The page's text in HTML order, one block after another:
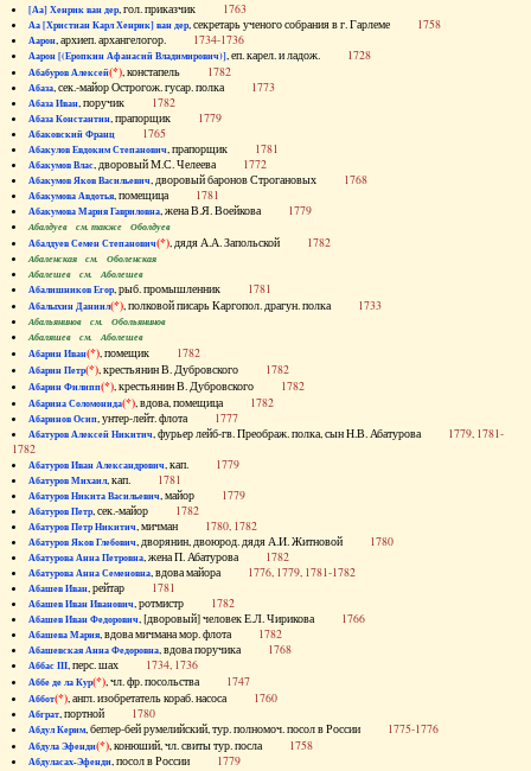
[Аа] Хенрик ван дер, гол. приказчик 1763
Аа [Христиан Карл Хенрик] ван дер, секретарь ученого собрания в г. Гарлеме 1758
Аарон, архиеп. архангелогор. 1734-1736
Аарон [(Еропкин Афанасий Владимирович)], еп. карел. и ладож. 1728
Абабуров Алексей(*), констапель 1782
Абаза, сек.-майор Острогож. гусар. полка 1773
Абаза Иван, поручик 1782
Абаза Константин, прапорщик 1779
Абаковский Франц 1765
Абакулов Евдоким Степанович, прапорщик 1781
Абакумов Влас, дворовый М.С. Челеева 1772
Абакумов Яков Васильевич, дворовый баронов Строгановых 1768
Абакумова Авдотья, помещица 1781
Абакумова Мария Гавриловна, жена В.Я. Воейкова 1779
Абалдуев см. также Оболдуев
Абалдуев Семен Степанович(*), дядя А.А. Запольской 1782
Абаленская см. Оболенская
Абалешев см. Аболешев
Абалишников Егор, рыб. промышленник 1781
Абалыхин Даниил(*), полковой писарь Каргопол. драгун. полка 1733
Абальянинов см. Обольянинов
Абаляшев см. Аболешев
Абарин Иван(*), помещик 1782
Абарин Петр(*), крестьянин В. Дубровского 1782
Абарин Филипп(*), крестьянин В. Дубровского 1782
Абарина Соломонида(*), вдова, помещица 1782
Абаринов Осип, унтер-лейт. флота 1777
Абатуров Алексей Никитич, фурьер лейб-гв. Преображ. полка, сын Н.В. Абатурова 1779, 1781-
1782
Абатуров Иван Александрович, кап. 1779
Абатуров Михаил, кап. 1781
Абатуров Никита Васильевич, майор 1779
Абатуров Петр, сек.-майор 1782
Абатуров Петр Никитич, мичман 1780, 1782
Абатуров Яков Глебович, дворянин, двоюрод. дядя А.И. Житновой 1780
Абатурова Анна Петровна, жена П. Абатурова 1782
Абатурова Анна Семеновна, вдова майора 1776, 1779, 1781-1782
Абашев Иван, рейтар 1781
Абашев Иван Иванович, ротмистр 1782
Абашев Иван Федорович, [дворовый] человек Е.Л. Чирикова 1766
Абашева Мария, вдова мичмана мор. флота 1782
Абашевская Анна Федоровна, вдова поручика 1768
Аббас III, перс. шах 1734, 1736
Аббе де ла Кур(*), чл. фр. посольства 1747
Аббот(*), англ. изобретатель кораб. насоса 1760
Абграт, портной 1780
Абдул Керим, беглер-бей румелийский, тур. полномоч. посол в России 1775-1776
Абдула Эфенди(*), конюший, чл. свиты тур. посла 1758
Абдуласах-Эфенди, посол в России 1779